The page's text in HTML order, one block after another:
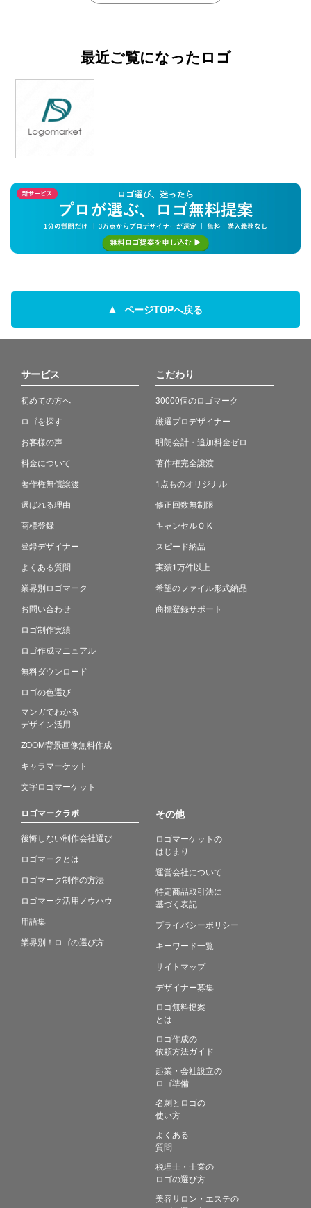
最近ご覧になったロゴ
ページTOPへ戻る
サービス
初めての方へ
ロゴを探す
お客様の声
料金について
著作権無償譲渡
選ばれる理由
商標登録
登録デザイナー
よくある質問
業界別ロゴマーク
お問い合わせ
ロゴ制作実績
ロゴ作成マニュアル
無料ダウンロード
ロゴの色選び
マンガでわかる
デザイン活用
ZOOM背景画像無料作成
キャラマーケット
文字ロゴマーケット
こだわり
30000個のロゴマーク
厳選プロデザイナー
明朗会計・追加料金ゼロ
著作権完全譲渡
1点ものオリジナル
修正回数無制限
キャンセルＯＫ
スピード納品
実績1万件以上
希望のファイル形式納品
商標登録サポート
ロゴマークラボ
後悔しない制作会社選び
ロゴマークとは
ロゴマーク制作の方法
ロゴマーク活用ノウハウ
用語集
業界別！ロゴの選び方
その他
ロゴマーケットの
はじまり
運営会社について
特定商品取引法に
基づく表記
プライバシーポリシー
キーワード一覧
サイトマップ
デザイナー募集
ロゴ無料提案
とは
ロゴ作成の
依頼方法ガイド
起業・会社設立の
ロゴ準備
名刺とロゴの
使い方
よくある
質問
税理士・士業の
ロゴの選び方
美容サロン・エステの